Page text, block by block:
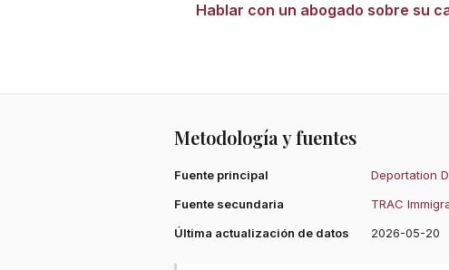
Hablar con un abogado sobre su
Metodología y fuentes
Fuente principal Deportation
Fuente secundaria
TRAC
Última actualización de datos
2026-05-20